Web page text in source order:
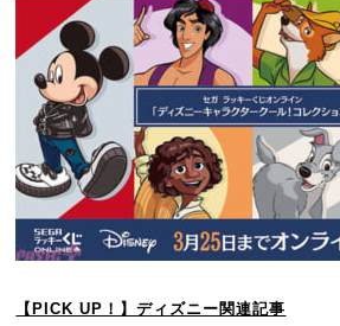
【PICK UP！】ディズニー関連記事